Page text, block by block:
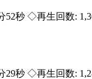
52秒 ◇再生回数:
29秒 ◇再生回数: